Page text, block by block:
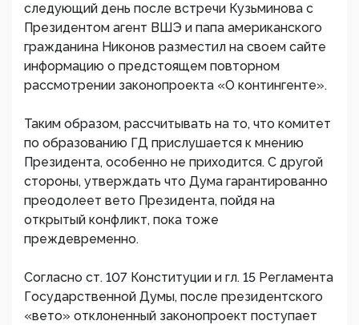
следующий день после встречи Кузьминова с
Президентом агент ВШЭ и папа американского
гражданина Никонов разместил на своем сайте
информацию о предстоящем повторном
рассмотрении законопроекта «О контингенте».
Таким образом, рассчитывать на то, что комитет
по образованию ГД прислушается к мнению
Президента, особенно не приходится. С другой
стороны, утверждать что Дума гарантированно
преодолеет вето Президента, пойдя на
открытый конфликт, пока тоже
преждевременно.
Согласно ст. 107 Конституции и гл. 15 Регламента
Государственной Думы, после президентского
«вето» отклоненный законопроект поступает